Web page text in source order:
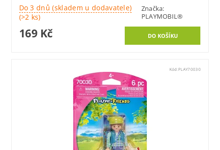
Do 3 dnů (skladem u dodavatele)
(>2 ks)
Značka:
PLAYMOBIL®
169 Kč
Kód:PLAY70030